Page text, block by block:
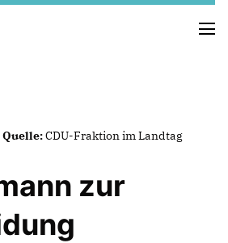
MEINE HEIMAT
VERSPRECHEN
Quelle:CDU-Fraktion im Landtag
zur